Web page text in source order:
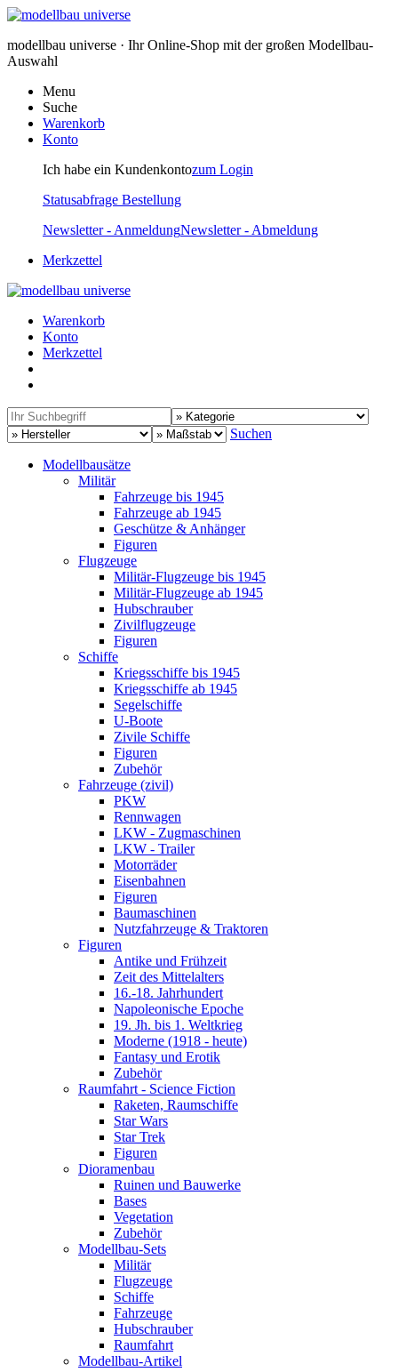
modellbau universe · Ihr Online-Shop mit der großen Modellbau-
Auswahl
Menu
Suche
Warenkorb
Konto
Ich habe ein Kundenkontozum Login
Statusabfrage Bestellung
Newsletter - AnmeldungNewsletter - Abmeldung
Merkzettel
Warenkorb
Konto
Merkzettel
Suchen
Modellbausätze
Militär
Fahrzeuge bis 1945
Fahrzeuge ab 1945
Geschütze & Anhänger
Figuren
Flugzeuge
Militär-Flugzeuge bis 1945
Militär-Flugzeuge ab 1945
Hubschrauber
Zivilflugzeuge
Figuren
Schiffe
Kriegsschiffe bis 1945
Kriegsschiffe ab 1945
Segelschiffe
U-Boote
Zivile Schiffe
Figuren
Zubehör
Fahrzeuge (zivil)
PKW
Rennwagen
LKW - Zugmaschinen
LKW - Trailer
Motorräder
Eisenbahnen
Figuren
Baumaschinen
Nutzfahrzeuge & Traktoren
Figuren
Antike und Frühzeit
Zeit des Mittelalters
16.-18. Jahrhundert
Napoleonische Epoche
19. Jh. bis 1. Weltkrieg
Moderne (1918 - heute)
Fantasy und Erotik
Zubehör
Raumfahrt - Science Fiction
Raketen, Raumschiffe
Star Wars
Star Trek
Figuren
Dioramenbau
Ruinen und Bauwerke
Bases
Vegetation
Zubehör
Modellbau-Sets
Militär
Flugzeuge
Schiffe
Fahrzeuge
Hubschrauber
Raumfahrt
Modellbau-Artikel